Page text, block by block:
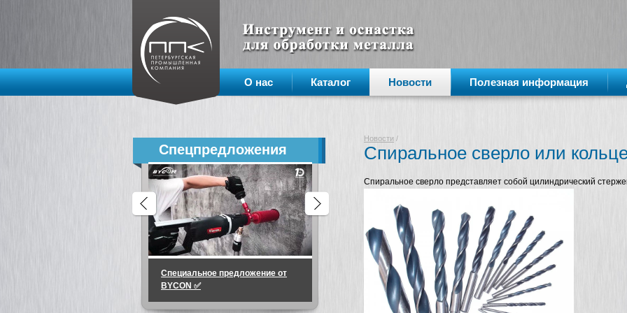
О нас Каталог Новости Полезная информация
Спецпредложения
Специальное предложение от
BYCON ✅
🔥 МИНУС 36 000 ₽ на мотор для
«тяжёлых» задач!
АКЦИЯ! Сверлильный станок
DX-35 и DX-50
Новости /
Спиральное сверло или
Спиральное сверло представляет собой цилиндрический